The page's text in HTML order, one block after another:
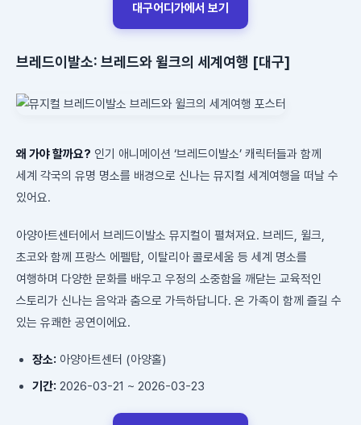
대구어디가에서 보기
브레드이발소: 브레드와 윌크의 세계여행 [대구]
왜 가야 할까요? 인기 애니메이션 ‘브레드이발소’ 캐릭터들과 함께
세계 각국의 유명 명소를 배경으로 신나는 뮤지컬 세계여행을 떠날 수
있어요.
아양아트센터에서 브레드이발소 뮤지컬이 펼쳐져요. 브레드, 윌크,
초코와 함께 프랑스 에펠탑, 이탈리아 콜로세움 등 세계 명소를
여행하며 다양한 문화를 배우고 우정의 소중함을 깨닫는 교육적인
스토리가 신나는 음악과 춤으로 가득하답니다. 온 가족이 함께 즐길 수
있는 유쾌한 공연이에요.
장소: 아양아트센터 (아양홀)
기간: 2026-03-21 ~ 2026-03-23